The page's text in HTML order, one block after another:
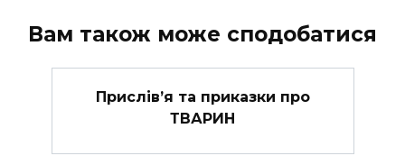
Вам також може сподобатися
Прислів’я та приказки про
ТВАРИН